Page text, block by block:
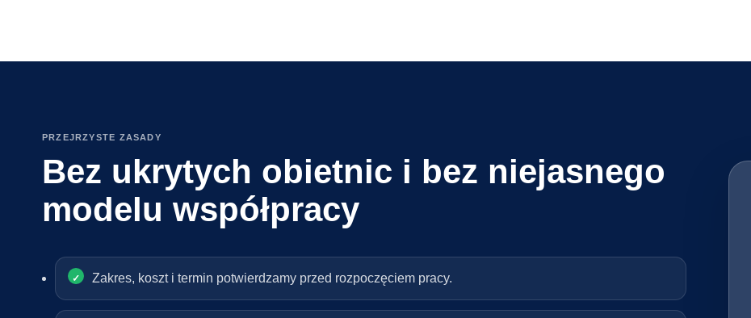
PRZEJRZYSTE ZASADY
Bez ukrytych obietnic i bez niejasnego
modelu współpracy
Zakres, koszt i termin potwierdzamy przed rozpoczęciem pracy.